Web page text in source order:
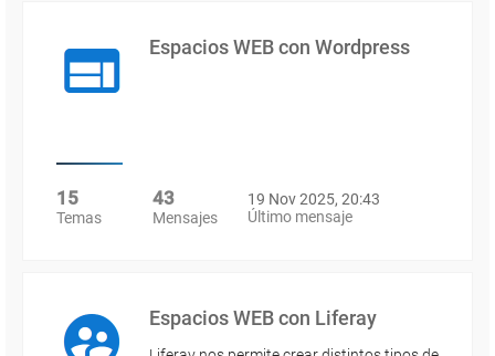
Espacios WEB con Wordpress
15
Temas
43
Mensajes
19 Nov 2025, 20:43
Último mensaje
Espacios WEB con Liferay